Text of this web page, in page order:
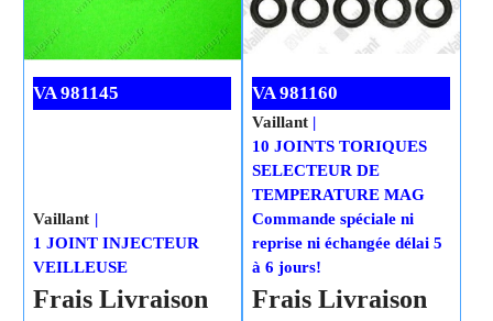
VA 981145
€ 0.85 € 0.77
€0.92 T.T.C.
Frais Livraison
VA 981160
€ 8.47 €7.62 H.T.
Vaillant
10 JOINTS TORIQUES
SELECTEUR DE
TEMPERATURE MAG
Commande spéciale ni
reprise ni échangée délai 5
à 6 jours!